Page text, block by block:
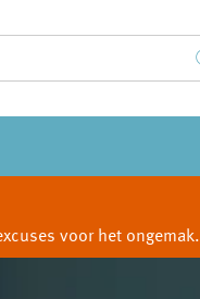
voor het ongemak.